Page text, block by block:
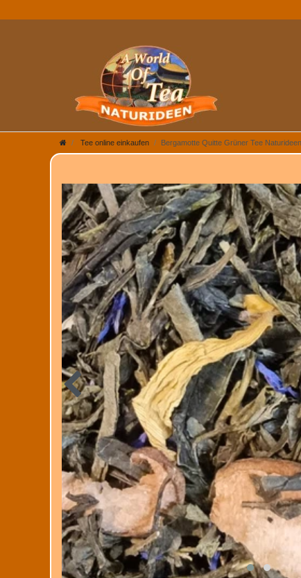
Tee online einkaufen Bergamotte Quitte Grüner Tee